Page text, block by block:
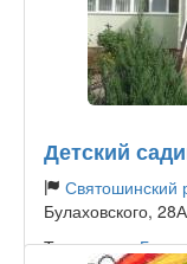
Детский
Святошинский
Булаховского, 28А
Тип садика: